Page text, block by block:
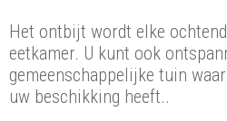
Het ontbijt wordt elke
eetkamer. U kunt ook
gemeenschappelijke tuin
uw beschikking heeft..